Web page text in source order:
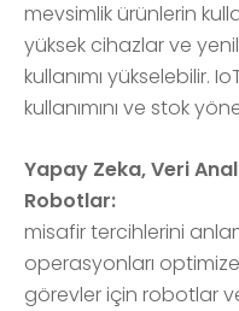
mevsimlik ürünlerin
yüksek cihazlar ve
kullanımı yükselebilir.
kullanımını ve stok
Yapay Zeka, Veri
Robotlar:
misafir tercihlerini
operasyonları
görevler için robotlar